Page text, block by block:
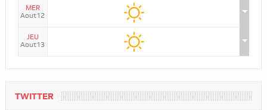
MER
Aout12
JEU
Aout13
TWITTER